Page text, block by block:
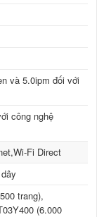
và 5.0ipm đối với
công nghệ
Fi Direct
trang),
(6.000